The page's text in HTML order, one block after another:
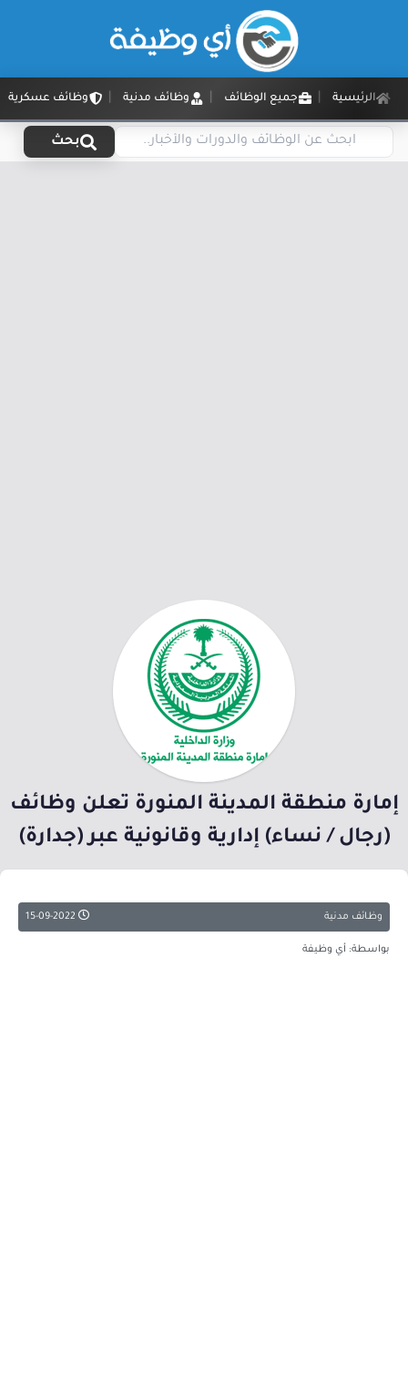
الرئيسية جميع الوظائف وظائف مدنية وظائف عسكرية
بحث
إمارة منطقة المدينة المنورة تعلن وظائف
(رجال / نساء) إدارية وقانونية عبر (جدارة)
وظائف مدنية
بواسطة: أي وظيفة